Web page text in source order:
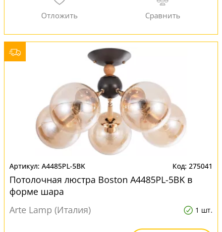
A4485PL-5BK 275041
Потолочная люстра Boston A4485PL-5BK в
форме шара
Arte Lamp (Италия)
1 шт.